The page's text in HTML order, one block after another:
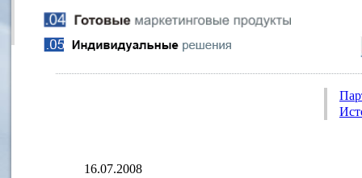
16.07.2008